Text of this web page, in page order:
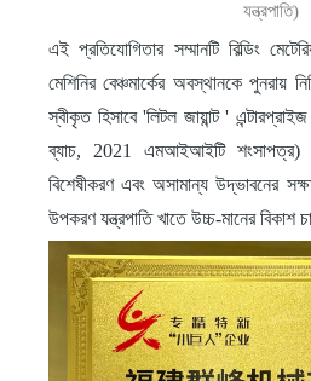
যন্ত্রপাতি)
এই প্রতিযোগিতার সম্মানটি বিল্ডিং
মেশিনির বেঞ্চমার্কের অবস্থানকে পুনরায়
স্বীকৃত হিসাবে 'লিটল জায়ান্ট '
ব্যাচ, 2021 এমআইআইটি শংসাপত্র)
বিশেষীকরণ এবং অসামান্য উদ্ভাবনের
উপকরণ যন্ত্রপাতি খাতে উচ্চ-মানের বিকাশ